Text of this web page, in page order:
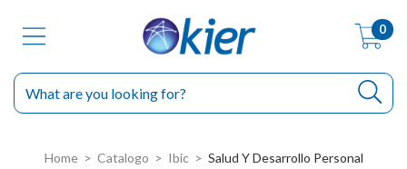
0
Home > Catalogo > Ibic > Salud Y Desarrollo Personal